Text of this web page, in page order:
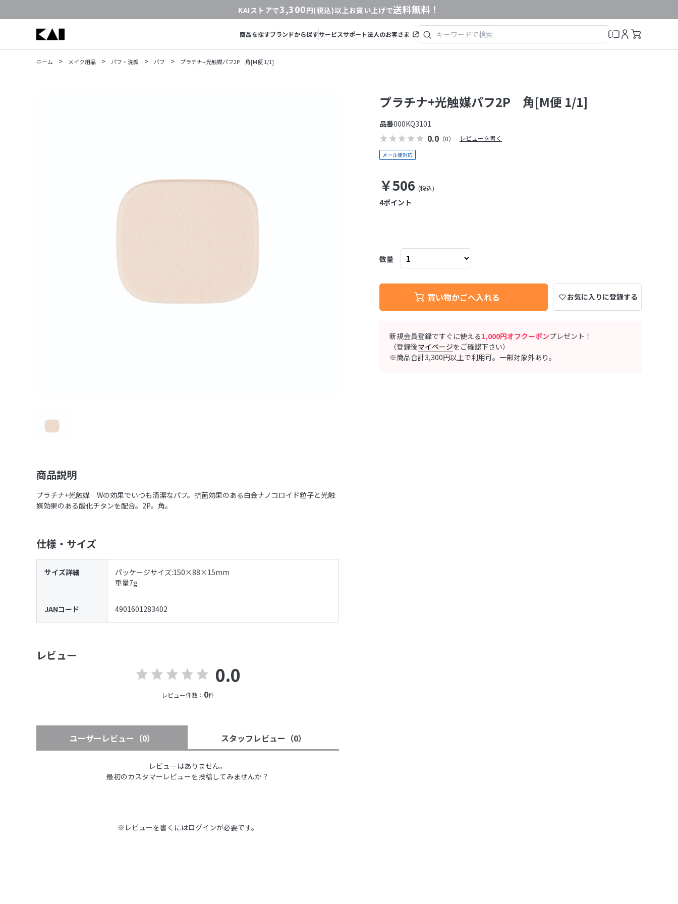
KAIストアで3,300円(税込)以上お買い上げで送料無料！
商品を探すブランドから探すサービスサポート法人のお客さま
ホーム > メイク用品 > パフ・洗顔 > パフ > プラチナ+光触媒パフ2P 角[M便 1/1]
商品説明
プラチナ+光触媒 Wの効果でいつも清潔なパフ。抗菌効果のある白金ナノコロイド粒子と光触
媒効果のある酸化チタンを配合。2P。角。
仕様・サイズ
サイズ詳細
パッケージサイズ:150×88×15mm
重量7g
JANコード 4901601283402
レビュー
0.0
レビュー件数： 0件
ユーザーレビュー （0） スタッフレビュー （0）
レビューはありません。
最初のカスタマーレビューを投稿してみませんか？
※レビューを書くにはログインが必要です。
0.0 （0） レビューを書く
プラチナ+光触媒パフ2P 角[M便 1/1]
￥506
品番000KQ3101
ポイント
4
数量
買い物かごへ入れる お気に入りに登録する
新規会員登録ですぐに使える1,000円オフクーポンプレゼント！
（登録後マイページをご確認下さい）
※商品合計3,300円以上で利用可。一部対象外あり。